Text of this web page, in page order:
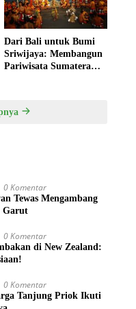
Dari Bali untuk Bumi
Sriwijaya: Membangun
Pariwisata Sumatera
0 Komentar
Tewas Mengambang
Garut
0 Komentar
di New Zealand:
0 Komentar
Tanjung Priok Ikuti